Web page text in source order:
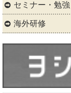
セミナー・勉強
海外研修